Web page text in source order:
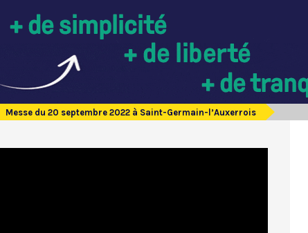
Messe du 20 septembre 2022 à Saint-Germain-l’Auxerrois